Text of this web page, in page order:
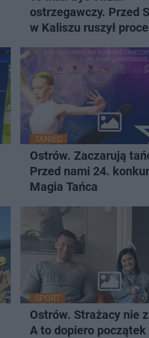
ostrzegawczy. Przed
w Kaliszu ruszył
żony i podpalił dom
TANIEC
Ostrów. Zaczarują
Przed nami 24.
Magia Tańca
SPORT
Ostrów. Strażacy nie
A to dopiero początek